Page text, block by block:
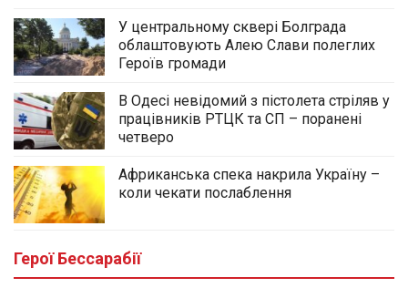
У центральному сквері Болграда
облаштовують Алею Слави полеглих
Героїв громади
В Одесі невідомий з пістолета стріляв у
працівників РТЦК та СП – поранені
четверо
Африканська спека накрила Україну –
коли чекати послаблення
Герої Бессарабії
У центральному сквері Болграда
облаштовують Алею Слави полеглих
Героїв громади
03.08.2026